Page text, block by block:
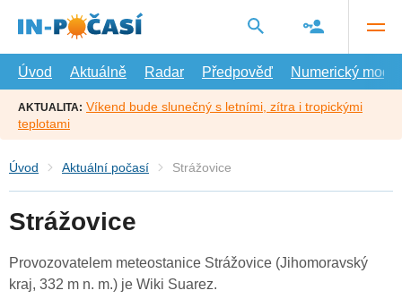
hlavní
Úvod
Aktuálně Radar Předpověď Numerický model
AKTUALITA: Víkend bude slunečný s letními, zítra i tropickými
teplotami
Úvod Aktuální počasí Strážovice
Strážovice
Provozovatelem meteostanice Strážovice (Jihomoravský
kraj, 332 m n. m.) je Wiki Suarez.